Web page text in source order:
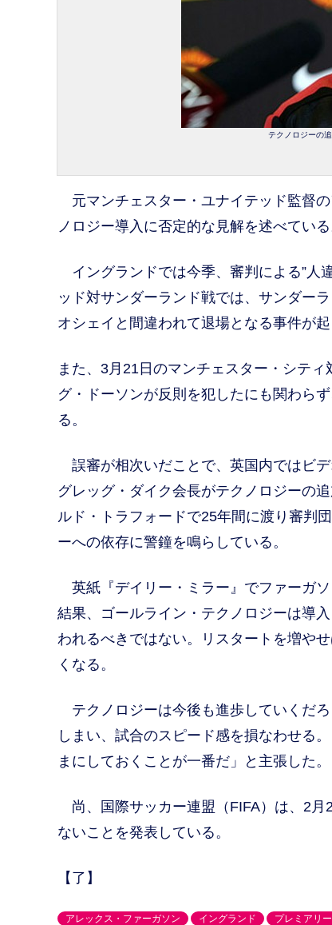
テクノロジーの
元マンチェスター・ユナイテッド監督
ノロジー導入に否定的な見解を述べている
イングランドでは今季、審判による”人
ッド対サンダーランド戦では、サンダー
オシェイと間違われて退場となる事件が
また、3月21日のマンチェスター・シテ
グ・ドーソンが反則を犯したにも関わら
る。
誤審が相次いだことで、英国内ではビ
グレッグ・ダイク会長がテクノロジーの
ルド・トラフォードで25年間に渡り審判
ーへの依存に警鐘を鳴らしている。
英紙『デイリー・ミラー』でファーガ
結果、ゴールライン・テクノロジーは導
われるべきではない。リスタートを増や
くなる。
テクノロジーは今後も進歩していくだ
しまい、試合のスピード感を損なわせる
まにしておくことが一番だ」と主張した。
尚、国際サッカー連盟（FIFA）は、2月
ないことを発表している。
【了】
アレックス・ファーガソン イングランド プレミアリ